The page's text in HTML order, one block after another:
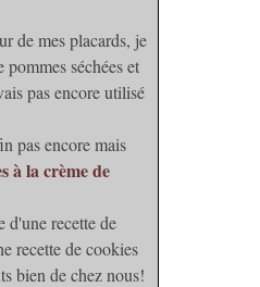
de mes placards, je
séchées et
pas encore utilisé
pas encore mais
à la crème de
d'une recette de
recette de cookies
bien de chez nous!